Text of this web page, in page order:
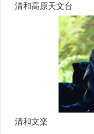
清和高原天文台
清和文楽